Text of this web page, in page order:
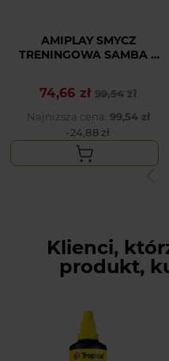
AMIPLAY SMYCZ
TRENINGOWA SAMBA L
Cena podstawowa
99,54 zł
Cena
74,66 zł
Najniższa cena: 99,54 zł
-24,88 zł
Klienci,
produkt,